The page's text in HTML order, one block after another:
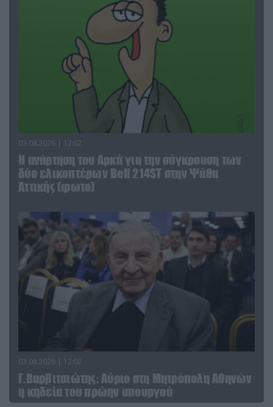
03.08.2026 | 12:02
Η ανάρτηση του Αρκά για την σύγκρουση των
δύο ελικοπτέρων Bell 214ST στην Ψάθα
Αττικής (φωτο)
03.08.2026 | 12:02
Γ.Βαρβιτσιώτης: Aύριο στη Μητρόπολη Αθηνών
η κηδεία του πρώην υπουργού